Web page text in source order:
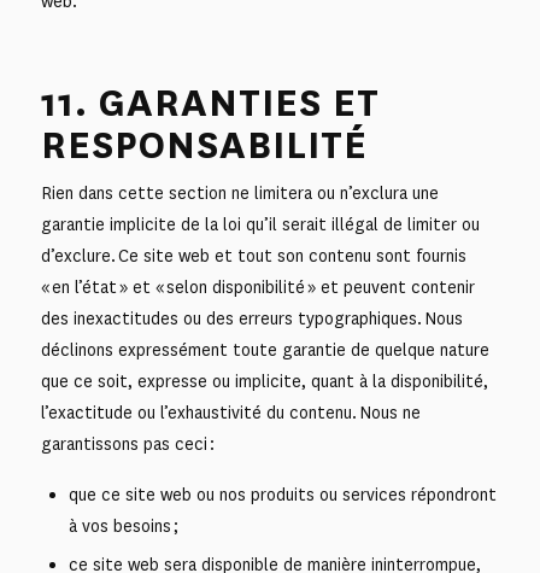
11. GARANTIES ET
RESPONSABILITÉ
Rien dans cette section ne limitera ou n’exclura une
garantie implicite de la loi qu’il serait illégal de limiter ou
d’exclure. Ce site web et tout son contenu sont fournis
« en l’état » et « selon disponibilité » et peuvent contenir
des inexactitudes ou des erreurs typographiques. Nous
déclinons expressément toute garantie de quelque nature
que ce soit, expresse ou implicite, quant à la disponibilité,
l’exactitude ou l’exhaustivité du contenu. Nous ne
garantissons pas ceci :
que ce site web ou nos produits ou services répondront
à vos besoins ;
ce site web sera disponible de manière ininterrompue,